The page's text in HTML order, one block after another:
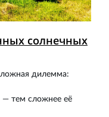
солнечных
дилемма:
— тем сложнее её